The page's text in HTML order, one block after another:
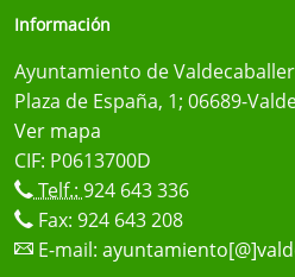
Información
Ayuntamiento de
Plaza de España, 1; 06689-
Ver mapa
CIF: P0613700D
Telf.: 924 643 336
Fax: 924 643 208
E-mail: